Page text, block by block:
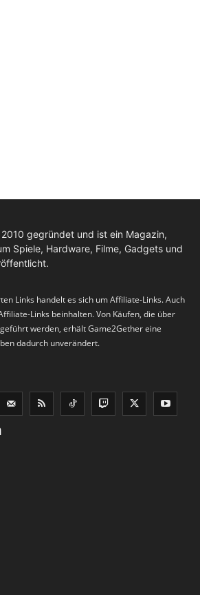
gegründet und ist ein Magazin,
Spiele, Hardware, Filme, Gadgets und
Links handelt es sich um Affiliate-Links. Auch
Links beinhalten. Von Käufen, die über
werden, erhält Game2Gether eine
dadurch unverändert.